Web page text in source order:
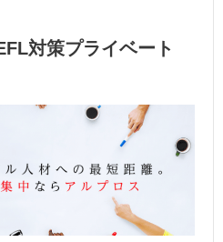
対策プライベート